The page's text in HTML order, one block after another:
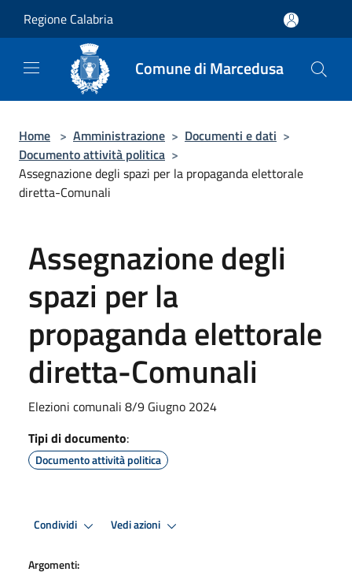
Regione Calabria
Comune di Marcedusa
Home > Amministrazione > Documenti e dati >
Documento attività politica >
Assegnazione degli spazi per la propaganda elettorale
diretta-Comunali
Assegnazione degli
spazi per la
propaganda elettorale
diretta-Comunali
Elezioni comunali 8/9 Giugno 2024
Tipi di documento:
Documento attività politica
Condividi Vedi azioni
Argomenti: